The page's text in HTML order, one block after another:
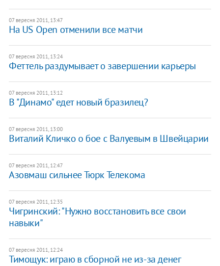
07 вересня 2011, 13:47
На US Open отменили все матчи
07 вересня 2011, 13:24
Феттель раздумывает о завершении карьеры
07 вересня 2011, 13:12
В "Динамо" едет новый бразилец?
07 вересня 2011, 13:00
Виталий Кличко о бое с Валуевым в Швейцарии
07 вересня 2011, 12:47
Азовмаш сильнее Тюрк Телекома
07 вересня 2011, 12:35
Чигринский: "Нужно восстановить все свои
навыки"
07 вересня 2011, 12:24
Тимощук: играю в сборной не из-за денег